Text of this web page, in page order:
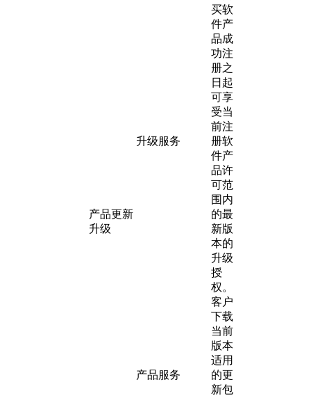
产品更新
升级
升级服务
买软
件产
品成
功注
册之
日起
可享
受当
前注
册软
件产
品许
可范
围内
的最
新版
本的
升级
授
权。
产品服务
客户
下载
当前
版本
适用
的更
新包